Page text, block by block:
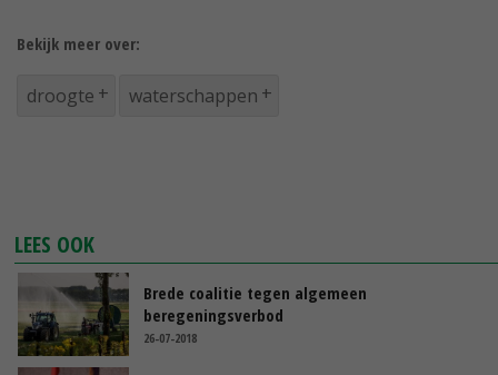
Bekijk meer over:
droogte waterschappen
LEES OOK
Brede coalitie tegen algemeen
beregeningsverbod
26-07-2018